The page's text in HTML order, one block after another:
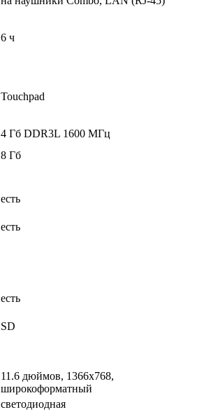
6 ч
Touchpad
4 Гб DDR3L 1600 МГц
8 Гб
есть
есть
есть
SD
11.6 дюймов, 1366x768,
широкоформатный
светодиодная